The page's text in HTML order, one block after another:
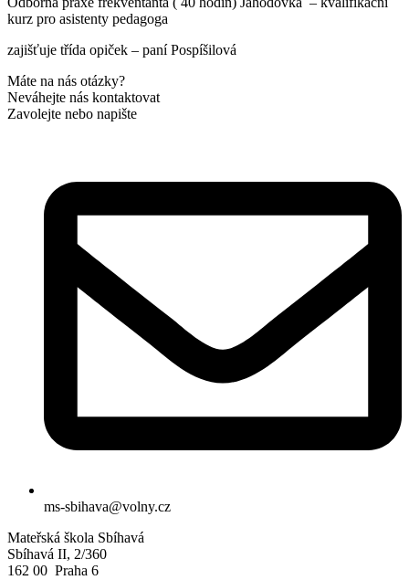
kurz pro asistenty pedagoga
zajišťuje třída opiček – paní Pospíšilová
Máte na nás otázky?
Neváhejte nás kontaktovat
Zavolejte nebo napište
ms-sbihava@volny.cz
Mateřská škola Sbíhavá
Sbíhavá II, 2/360
162 00 Praha 6